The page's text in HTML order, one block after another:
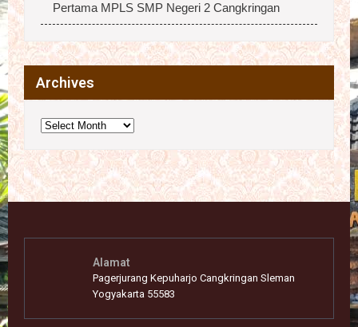
Pertama MPLS SMP Negeri 2 Cangkringan
Archives
Archives
Alamat
Pagerjurang Kepuharjo Cangkringan Sleman
Yogyakarta 55583